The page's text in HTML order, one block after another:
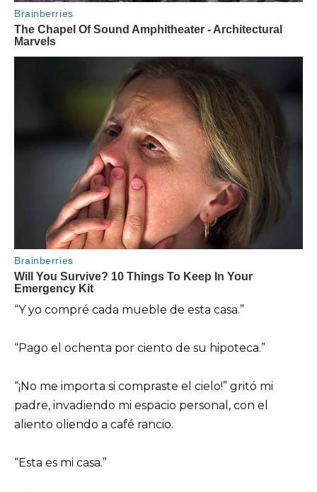
“Y yo compré cada mueble de esta casa.”
“Pago el ochenta por ciento de su hipoteca.”
“¡No me importa si compraste el cielo!” gritó mi
padre, invadiendo mi espacio personal, con el
aliento oliendo a café rancio.
“Esta es mi casa.”